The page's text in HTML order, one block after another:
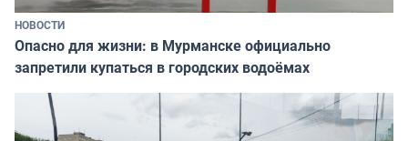
НОВОСТИ
Опасно для жизни: в Мурманске официально
запретили купаться в городских водоёмах